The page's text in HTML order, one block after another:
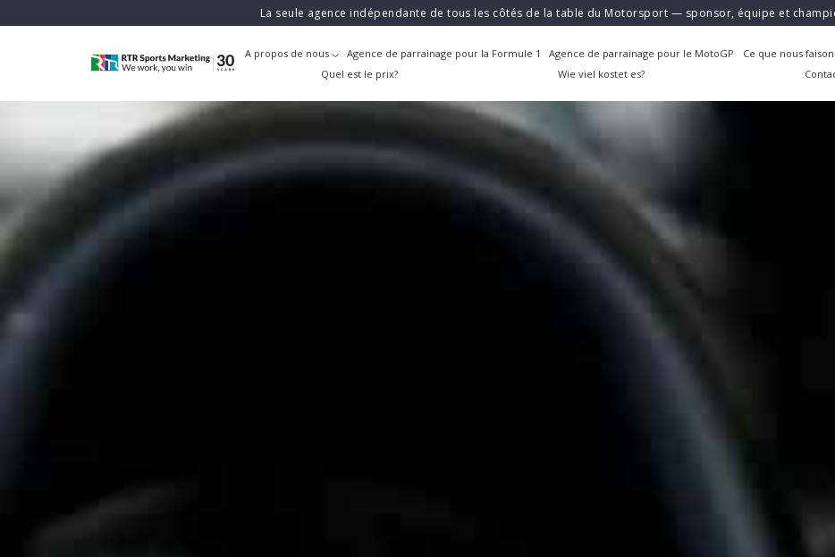
La seule agence indépendante de tous les côtés de la table du Motorsport — sponsor, équipe et
A propos de nous Agence de parrainage pour la Formule 1 Agence de parrainage pour le MotoGP Ce que nous
Quel est le prix?
Wie viel kostet es?